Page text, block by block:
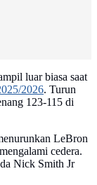
luar biasa saat
2026. Turun
123-115 di
LeBron
cedera.
Nick Smith Jr